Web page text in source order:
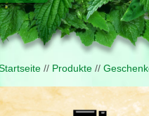
// Produkte //